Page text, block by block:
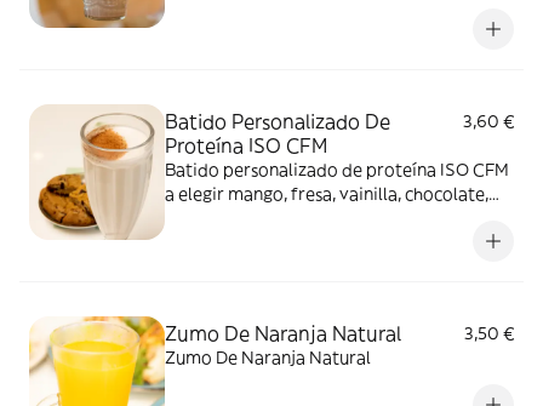
Batido Personalizado De
Proteína ISO CFM
3,60 €
Batido personalizado de proteína ISO CFM
a elegir mango, fresa, vainilla, chocolate,
Zumo De Naranja Natural
3,50 €
Zumo De Naranja Natural